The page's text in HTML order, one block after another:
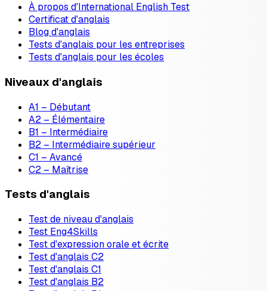
À propos d'International English Test
Certificat d'anglais
Blog d'anglais
Tests d'anglais pour les entreprises
Tests d'anglais pour les écoles
Niveaux d'anglais
A1 – Débutant
A2 – Élémentaire
B1 – Intermédiaire
B2 – Intermédiaire supérieur
C1 – Avancé
C2 – Maîtrise
Tests d'anglais
Test de niveau d'anglais
Test Eng4Skills
Test d'expression orale et écrite
Test d'anglais C2
Test d'anglais C1
Test d'anglais B2